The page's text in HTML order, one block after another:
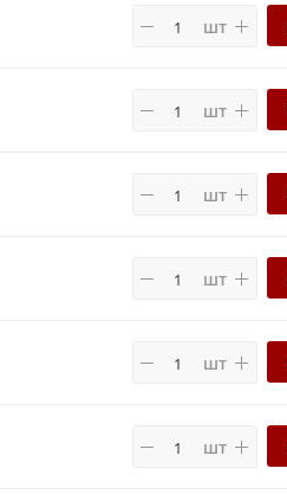
шт
шт
шт
шт
шт
шт